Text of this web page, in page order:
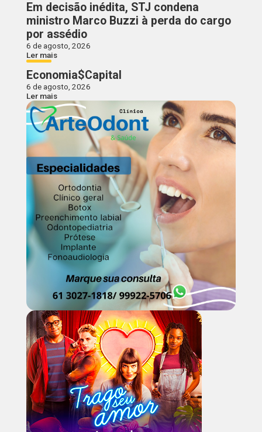
Em decisão inédita, STJ condena
ministro Marco Buzzi à perda do cargo
por assédio
6 de agosto, 2026
Ler mais
Economia$Capital
6 de agosto, 2026
Ler mais